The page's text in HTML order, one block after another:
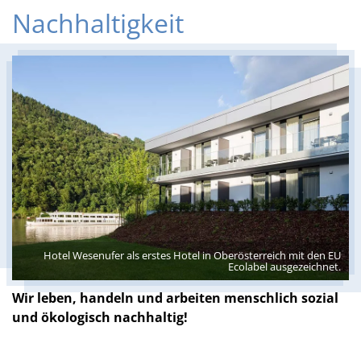
Nachhaltigkeit
Hotel Wesenufer als erstes Hotel in Oberösterreich mit den EU
Ecolabel ausgezeichnet.
Wir leben, handeln und arbeiten menschlich sozial
und ökologisch nachhaltig!